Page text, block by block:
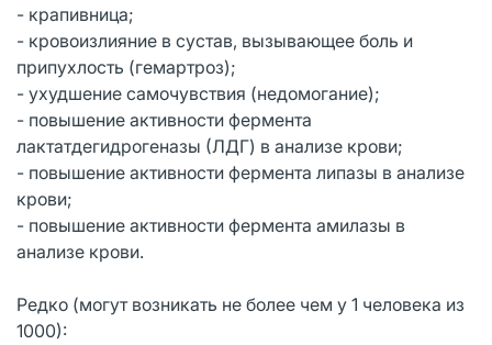
- крапивница;
- кровоизлияние в сустав, вызывающее боль и
припухлость (гемартроз);
- ухудшение самочувствия (недомогание);
- повышение активности фермента
лактатдегидрогеназы (ЛДГ) в анализе крови;
- повышение активности фермента липазы в анализе
крови;
- повышение активности фермента амилазы в
анализе крови.
Редко (могут возникать не более чем у 1 человека из
1000):